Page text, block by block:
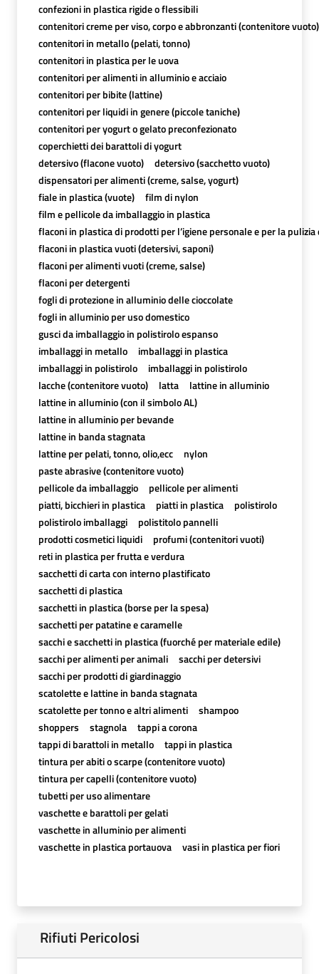
confezioni in plastica rigide o flessibili
contenitori creme per viso, corpo e abbronzanti (contenitore vuoto)
contenitori in metallo (pelati, tonno)
contenitori in plastica per le uova
contenitori per alimenti in alluminio e acciaio
contenitori per bibite (lattine)
contenitori per liquidi in genere (piccole taniche)
contenitori per yogurt o gelato preconfezionato
coperchietti dei barattoli di yogurt
detersivo (flacone vuoto)
detersivo (sacchetto vuoto)
dispensatori per alimenti (creme, salse, yogurt)
fiale in plastica (vuote)
film di nylon
film e pellicole da imballaggio in plastica
flaconi in plastica di prodotti per l’igiene personale e per la pulizia
flaconi in plastica vuoti (detersivi, saponi)
flaconi per alimenti vuoti (creme, salse)
flaconi per detergenti
fogli di protezione in alluminio delle cioccolate
fogli in alluminio per uso domestico
gusci da imballaggio in polistirolo espanso
imballaggi in metallo
imballaggi in plastica
imballaggi in polistirolo
imballaggi in polistirolo
lacche (contenitore vuoto)
latta
lattine in alluminio
lattine in alluminio (con il simbolo AL)
lattine in alluminio per bevande
lattine in banda stagnata
lattine per pelati, tonno, olio,ecc
nylon
paste abrasive (contenitore vuoto)
pellicole da imballaggio
pellicole per alimenti
piatti, bicchieri in plastica
piatti in plastica
polistirolo
polistirolo imballaggi
polistitolo pannelli
prodotti cosmetici liquidi
profumi (contenitori vuoti)
reti in plastica per frutta e verdura
sacchetti di carta con interno plastificato
sacchetti di plastica
sacchetti in plastica (borse per la spesa)
sacchetti per patatine e caramelle
sacchi e sacchetti in plastica (fuorché per materiale edile)
sacchi per alimenti per animali
sacchi per detersivi
sacchi per prodotti di giardinaggio
scatolette e lattine in banda stagnata
scatolette per tonno e altri alimenti
shampoo
shoppers
stagnola
tappi a corona
tappi di barattoli in metallo
tappi in plastica
tintura per abiti o scarpe (contenitore vuoto)
tintura per capelli (contenitore vuoto)
tubetti per uso alimentare
vaschette e barattoli per gelati
vaschette in alluminio per alimenti
vaschette in plastica portauova
vasi in plastica per fiori
Rifiuti Pericolosi